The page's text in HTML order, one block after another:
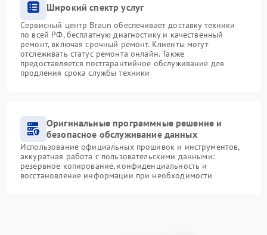
Широкий спектр услуг
Сервисный центр Braun обеспечивает доставку техники
по всей РФ, бесплатную диагностику и качественный
ремонт, включая срочный ремонт. Клиенты могут
отслеживать статус ремонта онлайн. Также
предоставляется постгарантийное обслуживание для
продления срока службы техники
Оригинальные программные решение и
безопасное обслуживание данных
Использование официальных прошивок и инструментов,
аккуратная работа с пользовательскими данными:
резервное копирование, конфиденциальность и
восстановление информации при необходимости